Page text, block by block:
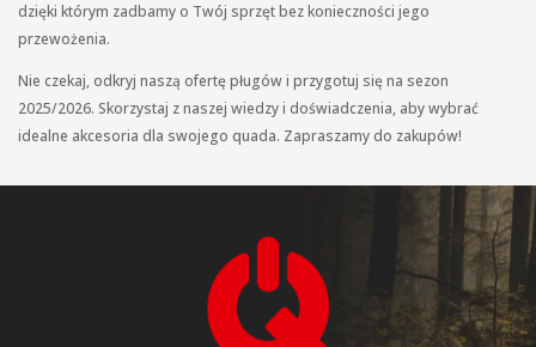
dzięki którym zadbamy o Twój sprzęt bez konieczności jego
przewożenia.
Nie czekaj, odkryj naszą ofertę pługów i przygotuj się na sezon
2025/2026. Skorzystaj z naszej wiedzy i doświadczenia, aby wybrać
idealne akcesoria dla swojego quada. Zapraszamy do zakupów!